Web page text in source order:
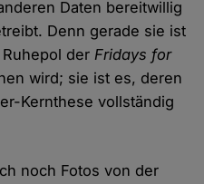
Daten bereitwillig
Denn gerade sie ist
Ruhepol derFridays for
wird; sie ist es, deren
Kernthese vollständig
noch Fotos von der